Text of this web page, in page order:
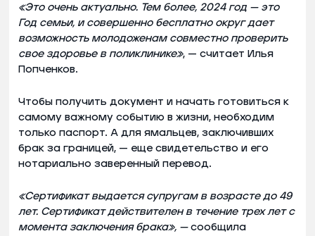
«Это очень актуально. Тем более, 2024 год — это
Год семьи, и совершенно бесплатно округ дает
возможность молодоженам совместно проверить
свое здоровье в поликлинике», — считает Илья
Попченков.
Чтобы получить документ и начать готовиться к
самому важному событию в жизни, необходим
только паспорт. А для ямальцев, заключивших
брак за границей, — еще свидетельство и его
нотариально заверенный перевод.
«Сертификат выдается супругам в возрасте до 49
лет. Сертификат действителен в течение трех лет с
момента заключения брака», — сообщила